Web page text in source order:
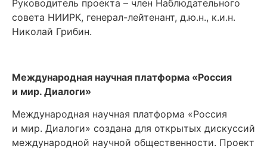
Руководитель проекта – член Наблюдательного
совета НИИРК, генерал-лейтенант, д.ю.н., к.и.н.
Николай Грибин.
Международная научная платформа «Россия
и мир. Диалоги»
Международная научная платформа «Россия
и мир. Диалоги» создана для открытых дискуссий
международной научной общественности. Проект